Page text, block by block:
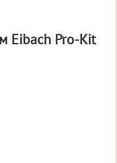
Eibach Pro-Kit